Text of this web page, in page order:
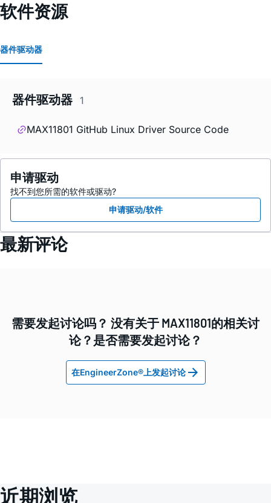
软件资源
器件驱动器
器件驱动器 1
MAX11801 GitHub Linux Driver Source Code
申请驱动
找不到您所需的软件或驱动?
申请驱动/软件
最新评论
需要发起讨论吗？ 没有关于 MAX11801的相关讨
论？是否需要发起讨论？
在EngineerZone®上发起讨论
近期浏览